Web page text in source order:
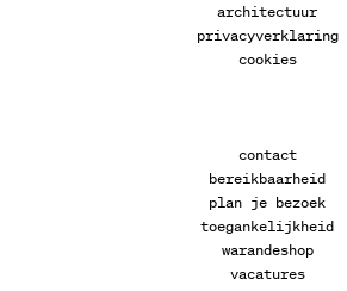
architectuur
privacyverklaring
cookies
contact
bereikbaarheid
plan je bezoek
toegankelijkheid
warandeshop
vacatures